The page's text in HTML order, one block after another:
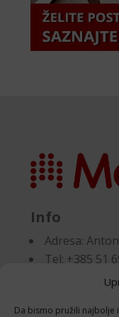
Da bismo pružili najbolje
Info
Adresa:
Tel: +385 51